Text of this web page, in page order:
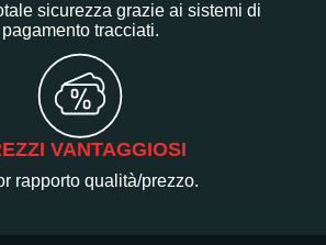
sicurezza grazie ai sistemi di
pagamento tracciati.
VANTAGGIOSI
rapporto qualità/prezzo.